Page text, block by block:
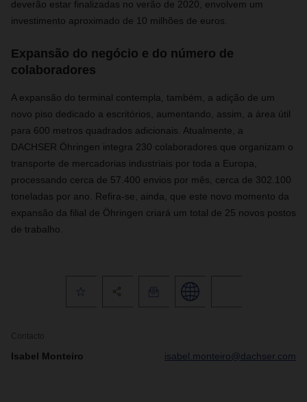
deverão estar finalizadas no verão de 2020, envolvem um
investimento aproximado de 10 milhões de euros.
Expansão do negócio e do número de
colaboradores
A expansão do terminal contempla, também, a adição de um
novo piso dedicado a escritórios, aumentando, assim, a área útil
para 600 metros quadrados adicionais. Atualmente, a
DACHSER Öhringen integra 230 colaboradores que organizam o
transporte de mercadorias industriais por toda a Europa,
processando cerca de 57.400 envios por mês, cerca de 302.100
toneladas por ano. Refira-se, ainda, que este novo momento da
expansão da filial de Öhringen criará um total de 25 novos postos
de trabalho.
Contacto
Isabel Monteiro isabel.monteiro@dachser.com